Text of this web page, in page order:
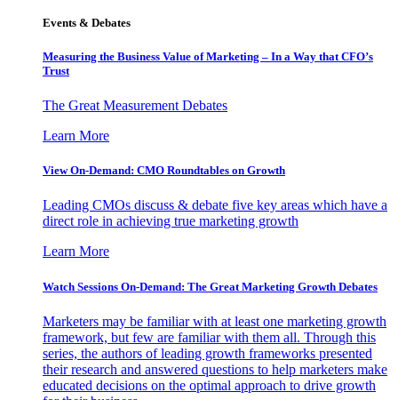
Events & Debates
Measuring the Business Value of Marketing – In a Way that CFO’s
Trust
The Great Measurement Debates
Learn More
View On-Demand: CMO Roundtables on Growth
Leading CMOs discuss & debate five key areas which have a
direct role in achieving true marketing growth
Learn More
Watch Sessions On-Demand: The Great Marketing Growth Debates
Marketers may be familiar with at least one marketing growth
framework, but few are familiar with them all. Through this
series, the authors of leading growth frameworks presented
their research and answered questions to help marketers make
educated decisions on the optimal approach to drive growth